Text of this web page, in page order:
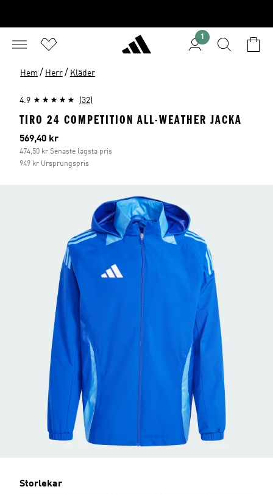
1
Hem / Herr / Kläder
4.9 (32)
TIRO 24 COMPETITION ALL-WEATHER JACKA
Aktuellt pris
569,40 kr
474,50 kr Senaste lägsta pris
949 kr Ursprungspris
Storlekar